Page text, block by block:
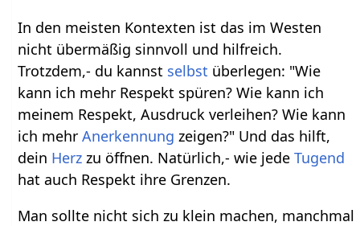
In den meisten Kontexten ist das im Westen
nicht übermäßig sinnvoll und hilfreich.
Trotzdem,- du kannst selbst überlegen: "Wie
kann ich mehr Respekt spüren? Wie kann ich
meinem Respekt, Ausdruck verleihen? Wie kann
ich mehrAnerkennung zeigen?" Und das hilft,
dein Herz zu öffnen. Natürlich,- wie jedeTugend
hat auch Respekt ihre Grenzen.
Man sollte nicht sich zu klein machen, manchmal